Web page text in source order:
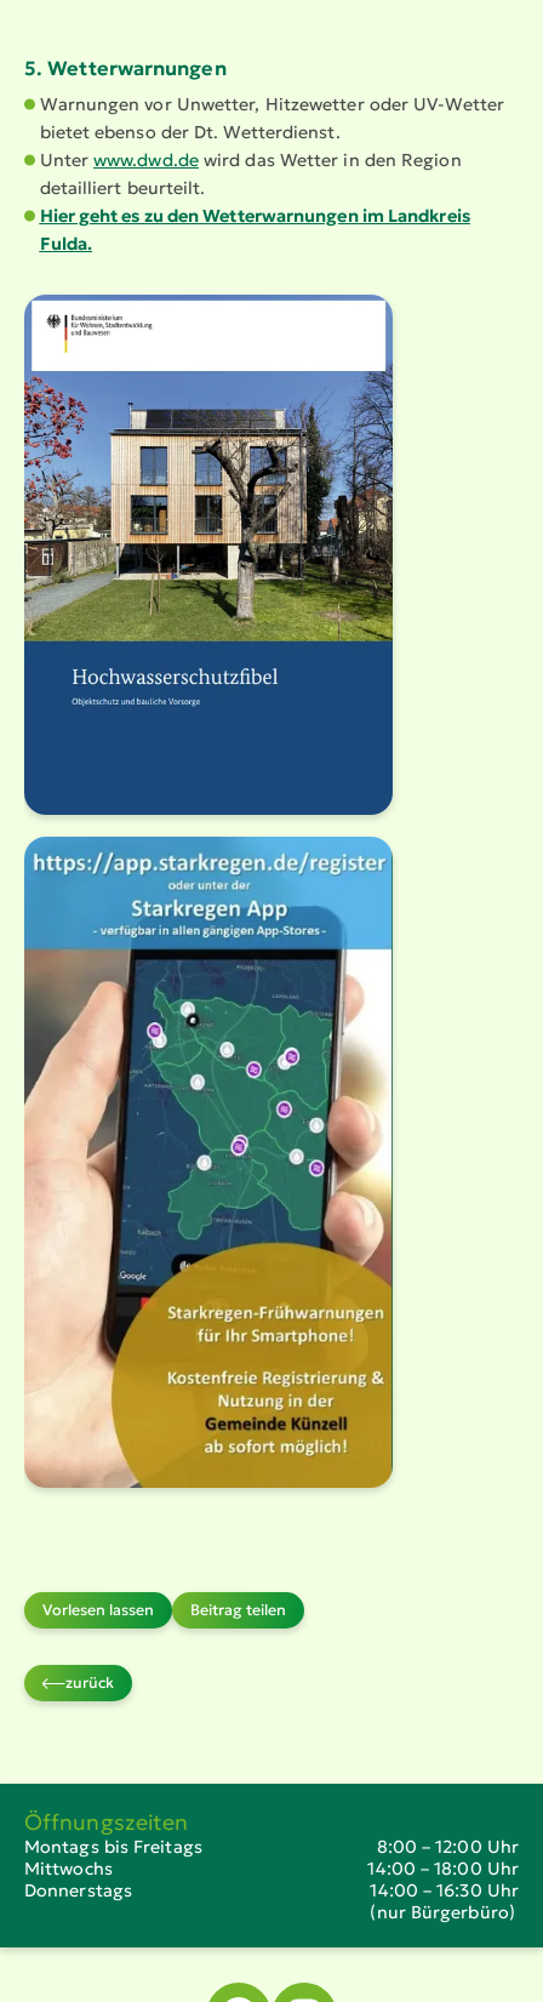
Öffnungszeiten
Montags bis Freitags
8:00 – 12:00 Uhr
Mittwochs
14:00 – 18:00 Uhr
Donnerstags
14:00 – 16:30 Uhr
(nur Bürgerbüro)
5. Wetter­war­nungen
Warnungen vor Unwetter, Hitzewetter oder UV-Wetter
bietet ebenso der Dt. Wetter­dienst.
Unterwww.dwd.dewird das Wetter in den Region
detailliert beurteilt.
Hier geht es zu den Wetter­war­nungen im Landkreis
Fulda.
Vorlesen lassen Beitrag teilen
zurück